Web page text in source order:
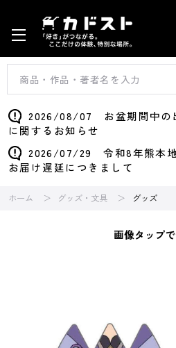
2026/08/07 お盆期間中の
に関するお知らせ
2026/07/29 令和8年熊本地
お届け遅延につきまして
ホーム グッズ・文具 グッズ
画像タップ